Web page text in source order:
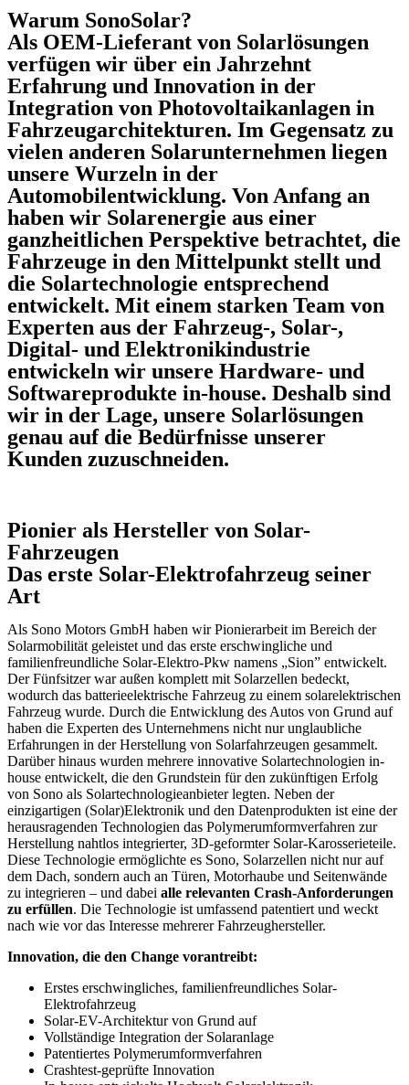
Warum SonoSolar?
Als OEM-Lieferant von Solarlösungen
verfügen wir über ein Jahrzehnt
Erfahrung und Innovation in der
Integration von Photovoltaikanlagen in
Fahrzeugarchitekturen. Im Gegensatz zu
vielen anderen Solarunternehmen liegen
unsere Wurzeln in der
Automobilentwicklung. Von Anfang an
haben wir Solarenergie aus einer
ganzheitlichen Perspektive betrachtet, die
Fahrzeuge in den Mittelpunkt stellt und
die Solartechnologie entsprechend
entwickelt. Mit einem starken Team von
Experten aus der Fahrzeug-, Solar-,
Digital- und Elektronikindustrie
entwickeln wir unsere Hardware- und
Softwareprodukte in-house. Deshalb sind
wir in der Lage, unsere Solarlösungen
genau auf die Bedürfnisse unserer
Kunden zuzuschneiden.
Pionier als Hersteller von Solar-
Fahrzeugen
Das erste Solar-Elektrofahrzeug seiner
Art
Als Sono Motors GmbH haben wir Pionierarbeit im Bereich der
Solarmobilität geleistet und das erste erschwingliche und
familienfreundliche Solar-Elektro-Pkw namens „Sion” entwickelt.
Der Fünfsitzer war außen komplett mit Solarzellen bedeckt,
wodurch das batterieelektrische Fahrzeug zu einem solarelektrischen
Fahrzeug wurde. Durch die Entwicklung des Autos von Grund auf
haben die Experten des Unternehmens nicht nur unglaubliche
Erfahrungen in der Herstellung von Solarfahrzeugen gesammelt.
Darüber hinaus wurden mehrere innovative Solartechnologien in-
house entwickelt, die den Grundstein für den zukünftigen Erfolg
von Sono als Solartechnologieanbieter legten. Neben der
einzigartigen (Solar)Elektronik und den Datenprodukten ist eine der
herausragenden Technologien das Polymerumformverfahren zur
Herstellung nahtlos integrierter, 3D-geformter Solar-Karosserieteile.
Diese Technologie ermöglichte es Sono, Solarzellen nicht nur auf
dem Dach, sondern auch an Türen, Motorhaube und Seitenwände
zu integrieren – und dabei alle relevanten Crash-Anforderungen
zu erfüllen. Die Technologie ist umfassend patentiert und weckt
nach wie vor das Interesse mehrerer Fahrzeughersteller.
Innovation, die den Change vorantreibt:
Erstes erschwingliches, familienfreundliches Solar-
Elektrofahrzeug
Solar-EV-Architektur von Grund auf
Vollständige Integration der Solaranlage
Patentiertes Polymerumformverfahren
Crashtest-geprüfte Innovation